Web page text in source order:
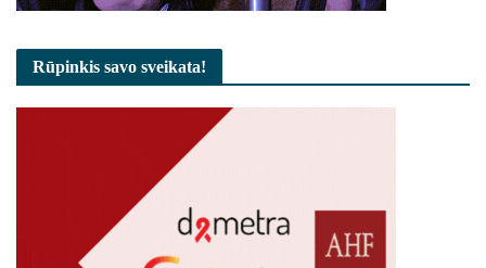
Rūpinkis savo sveikata!